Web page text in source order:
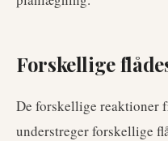
Forskellige
De forskellige reaktioner
understreger forskellige